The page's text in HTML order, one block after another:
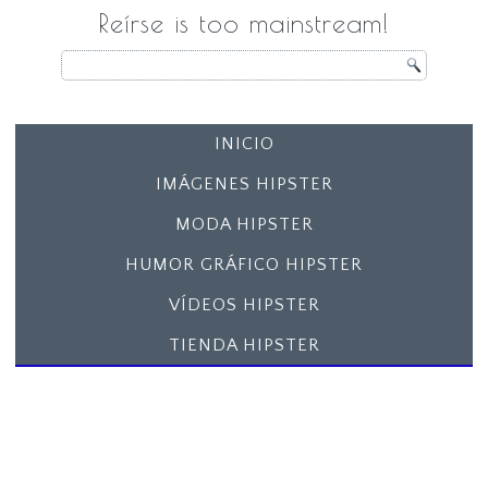
Reírse is too mainstream!
INICIO
IMÁGENES HIPSTER
MODA HIPSTER
HUMOR GRÁFICO HIPSTER
VÍDEOS HIPSTER
TIENDA HIPSTER